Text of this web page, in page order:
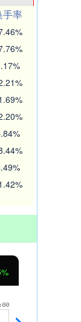
手率